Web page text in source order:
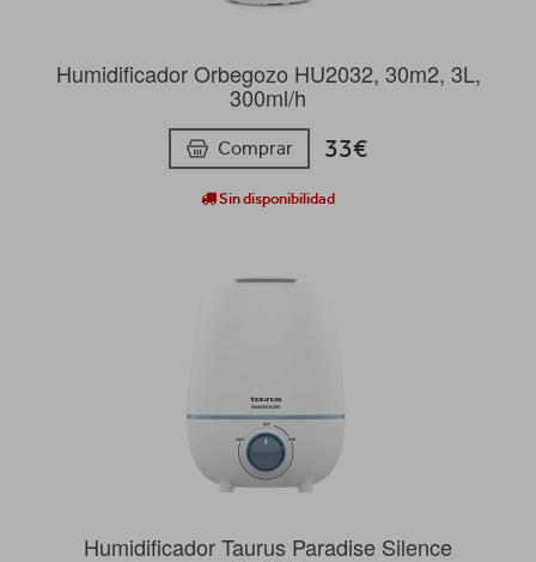
Humidificador Orbegozo HU2032, 30m2, 3L,
300ml/h
Comprar 33€
Sin disponibilidad
Humidificador Taurus Paradise Silence